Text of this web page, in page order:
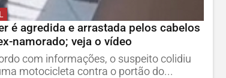
é agredida e arrastada pelos cabelos
namorado; veja o vídeo
com informações, o suspeito colidiu
motocicleta contra o portão do...